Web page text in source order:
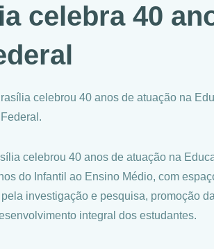
celebra 40
celebrou 40 anos de atuação na
celebrou 40 anos de atuação na
do Infantil ao Ensino Médio, com
investigação e pesquisa, promoção da
integral dos estudantes.